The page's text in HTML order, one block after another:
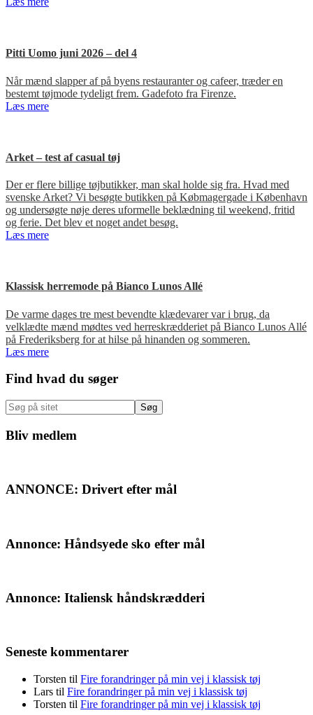
Pitti Uomo juni 2026 – del 4
Når mænd slapper af på byens restauranter og cafeer, træder en
bestemt tøjmode tydeligt frem. Gadefoto fra Firenze.
Læs mere
Arket – test af casual tøj
Der er flere billige tøjbutikker, man skal holde sig fra. Hvad med
svenske Arket? Vi besøgte butikken på Købmagergade i København
og undersøgte nøje deres uformelle beklædning til weekend, fritid
og ferie. Det blev et noget andet besøg.
Læs mere
Klassisk herremode på Bianco Lunos Allé
De varme dages tre mest bevendte klædevarer var i brug, da
velklædte mænd mødtes ved herreskrædderiet på Bianco Lunos Allé
på Frederiksberg for at hilse på hinanden og sommeren.
Læs mere
Primær
Sidebar
Find hvad du søger
Søg
på
sitet
Bliv medlem
ANNONCE: Drivert efter mål
Annonce: Håndsyede sko efter mål
Annonce: Italiensk håndskrædderi
Seneste kommentarer
Torsten til Fire forandringer på min vej i klassisk tøj
Lars til Fire forandringer på min vej i klassisk tøj
Torsten til Fire forandringer på min vej i klassisk tøj